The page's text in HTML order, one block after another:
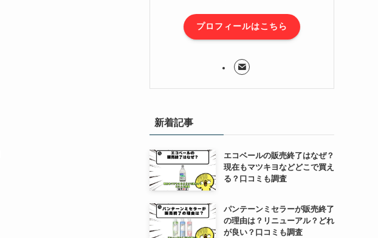
プロフィールはこちら
新着記事
エコベールの販売終了はなぜ？
現在もマツキヨなどどこで買え
る？口コミも調査
パンテーンミセラーが販売終了
の理由は？リニューアル？どれ
が良い？口コミも調査